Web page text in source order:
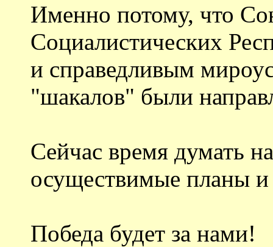
Именно потому, что
Социалистических
и справедливым
"шакалов" были
Сейчас время думать
осуществимые планы и
Победа будет за нами!